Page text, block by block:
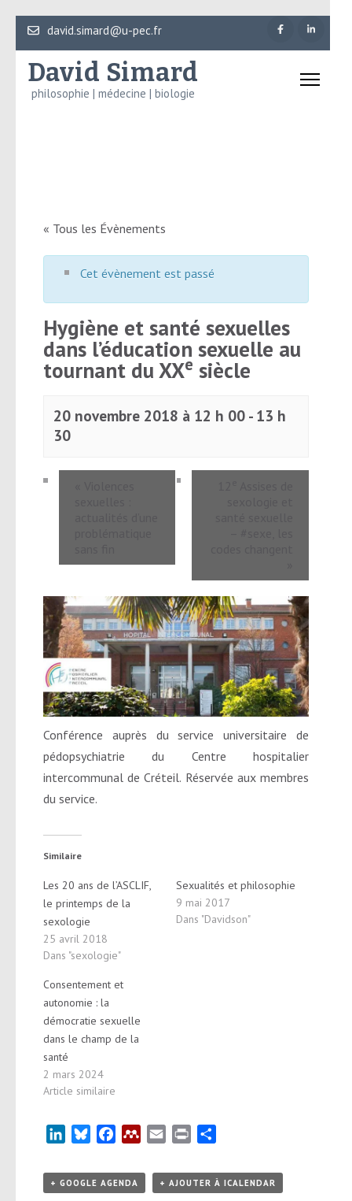
Aller
au
contenu
(Pressez
david.simard@u-pec.fr
David Simard
philosophie | médecine | biologie
« Tous les Évènements
Cet évènement est passé
Hygiène et santé sexuelles
dans l’éducation sexuelle au
tournant du XXe siècle
20 novembre 2018 à 12 h 00 - 13 h
30
Conférence auprès du service universitaire de
pédopsychiatrie du Centre hospitalier
intercommunal de Créteil. Réservée aux membres
du service.
Similaire
Les 20 ans de l’ASCLIF,
le printemps de la
sexologie
25 avril 2018
Dans "sexologie"
Sexualités et philosophie
9 mai 2017
Dans "Davidson"
Consentement et
autonomie : la
démocratie sexuelle
dans le champ de la
santé
2 mars 2024
Article similaire
LinkedInBlueskyFacebookMendeley
Email Print
+ GOOGLE AGENDA + AJOUTER À ICALENDAR